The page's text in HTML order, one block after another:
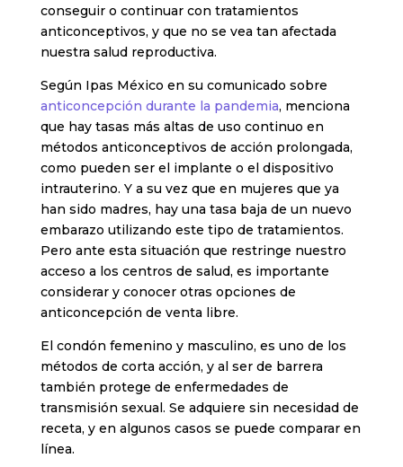
conseguir o continuar con tratamientos
anticonceptivos, y que no se vea tan afectada
nuestra salud reproductiva.
Según Ipas México en su comunicado sobre
anticoncepción durante la pandemia, menciona
que hay tasas más altas de uso continuo en
métodos anticonceptivos de acción prolongada,
como pueden ser el implante o el dispositivo
intrauterino. Y a su vez que en mujeres que ya
han sido madres, hay una tasa baja de un nuevo
embarazo utilizando este tipo de tratamientos.
Pero ante esta situación que restringe nuestro
acceso a los centros de salud, es importante
considerar y conocer otras opciones de
anticoncepción de venta libre.
El condón femenino y masculino, es uno de los
métodos de corta acción, y al ser de barrera
también protege de enfermedades de
transmisión sexual. Se adquiere sin necesidad de
receta, y en algunos casos se puede comparar en
línea.